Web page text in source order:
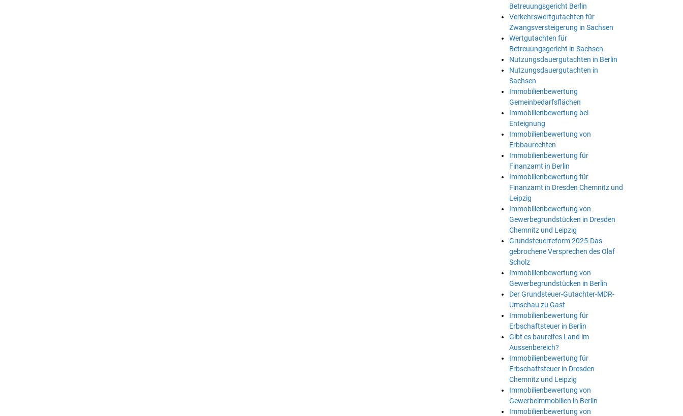
Betreuungsgericht Berlin
Verkehrswertgutachten für
Zwangsversteigerung in Sachsen
Wertgutachten für
Betreuungsgericht in Sachsen
Nutzungsdauergutachten in Berlin
Nutzungsdauergutachten in
Sachsen
Immobilienbewertung
Gemeinbedarfsflächen
Immobilienbewertung bei
Enteignung
Immobilienbewertung von
Erbbaurechten
Immobilienbewertung für
Finanzamt in Berlin
Immobilienbewertung für
Finanzamt in Dresden Chemnitz und
Leipzig
Immobilienbewertung von
Gewerbegrundstücken in Dresden
Chemnitz und Leipzig
Grundsteuerreform 2025-Das
gebrochene Versprechen des Olaf
Scholz
Immobilienbewertung von
Gewerbegrundstücken in Berlin
Der Grundsteuer-Gutachter-MDR-
Umschau zu Gast
Immobilienbewertung für
Erbschaftsteuer in Berlin
Gibt es baureifes Land im
Aussenbereich?
Immobilienbewertung für
Erbschaftsteuer in Dresden
Chemnitz und Leipzig
Immobilienbewertung von
Gewerbeimmobilien in Berlin
Immobilienbewertung von